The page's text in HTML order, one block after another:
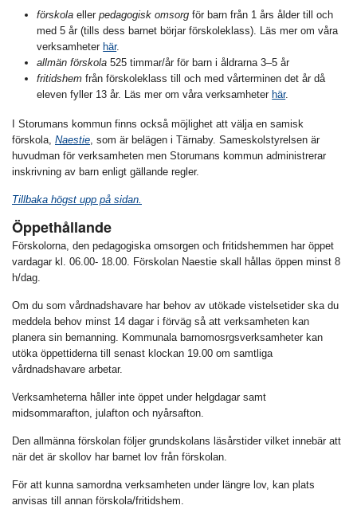
förskola ellerpedagogisk omsorg för barn från 1 års ålder till och
med 5 år (tills dess barnet börjar förskoleklass). Läs mer om våra
verksamheter här.
allmän förskola 525 timmar/år för barn i åldrarna 3–5 år
fritidshem från förskoleklass till och med vårterminen det år då
eleven fyller 13 år. Läs mer om våra verksamheter här.
I Storumans kommun finns också möjlighet att välja en samisk
förskola, Naestie, som är belägen i Tärnaby. Sameskolstyrelsen är
huvudman för verksamheten men Storumans kommun administrerar
inskrivning av barn enligt gällande regler.
Tillbaka högst upp på sidan.
Öppethållande
Förskolorna, den pedagogiska omsorgen och fritidshemmen har öppet
vardagar kl. 06.00- 18.00. Förskolan Naestie skall hållas öppen minst 8
h/dag.
Om du som vårdnadshavare har behov av utökade vistelsetider ska du
meddela behov minst 14 dagar i förväg så att verksamheten kan
planera sin bemanning. Kommunala barnomosrgsverksamheter kan
utöka öppettiderna till senast klockan 19.00 om samtliga
vårdnadshavare arbetar.
Verksamheterna håller inte öppet under helgdagar samt
midsommarafton, julafton och nyårsafton.
Den allmänna förskolan följer grundskolans läsårstider vilket innebär att
när det är skollov har barnet lov från förskolan.
För att kunna samordna verksamheten under längre lov, kan plats
anvisas till annan förskola/fritidshem.